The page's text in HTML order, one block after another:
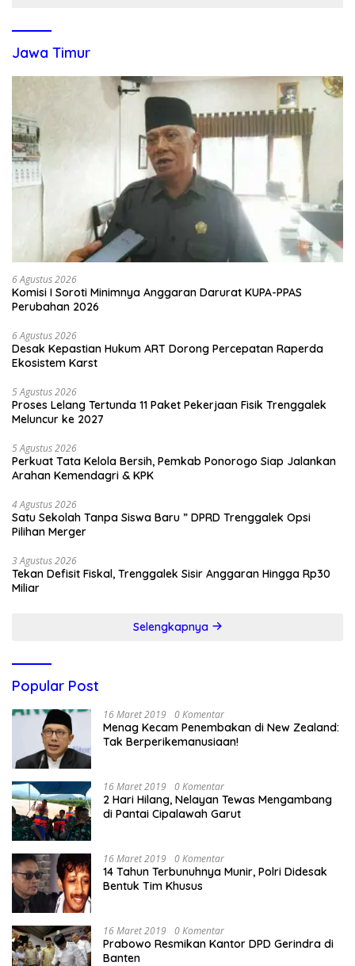
Jawa Timur
6 Agustus 2026
Komisi I Soroti Minimnya Anggaran Darurat KUPA-PPAS
Perubahan 2026
6 Agustus 2026
Desak Kepastian Hukum ART Dorong Percepatan Raperda
Ekosistem Karst
5 Agustus 2026
Proses Lelang Tertunda 11 Paket Pekerjaan Fisik Trenggalek
Meluncur ke 2027
5 Agustus 2026
Perkuat Tata Kelola Bersih, Pemkab Ponorogo Siap Jalankan
Arahan Kemendagri & KPK
4 Agustus 2026
Satu Sekolah Tanpa Siswa Baru ” DPRD Trenggalek Opsi
Pilihan Merger
3 Agustus 2026
Tekan Defisit Fiskal, Trenggalek Sisir Anggaran Hingga Rp30
Miliar
Selengkapnya
Popular Post
16 Maret 2019 0 Komentar
Menag Kecam Penembakan di New Zealand:
Tak Berperikemanusiaan!
16 Maret 2019 0 Komentar
2 Hari Hilang, Nelayan Tewas Mengambang
di Pantai Cipalawah Garut
16 Maret 2019 0 Komentar
14 Tahun Terbunuhnya Munir, Polri Didesak
Bentuk Tim Khusus
16 Maret 2019 0 Komentar
Prabowo Resmikan Kantor DPD Gerindra di
Banten